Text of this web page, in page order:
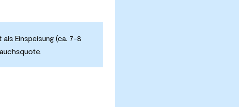
Einspeisung (ca. 7-8